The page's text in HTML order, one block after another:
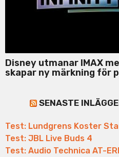
Disney utmanar IMAX
skapar ny märkning för
SENASTE
Test: Lundgrens Koster
Test: JBL Live Buds 4
Test: Audio Technica AT-